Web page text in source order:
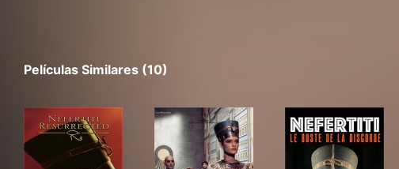
Películas Similares (10)